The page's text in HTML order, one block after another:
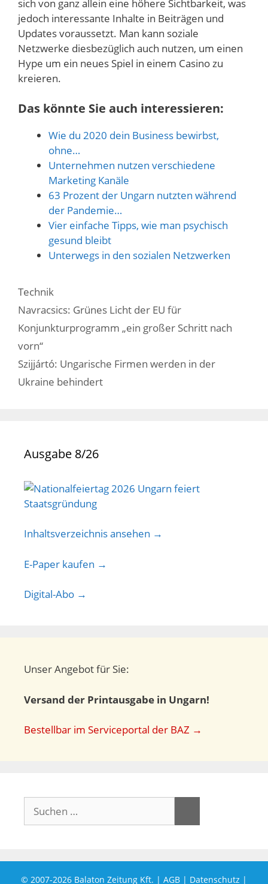
sich von ganz allein eine höhere Sichtbarkeit, was
jedoch interessante Inhalte in Beiträgen und
Updates voraussetzt. Man kann soziale
Netzwerke diesbezüglich auch nutzen, um einen
Hype um ein neues Spiel in einem Casino zu
kreieren.
Das könnte Sie auch interessieren:
Wie du 2020 dein Business bewirbst,
ohne…
Unternehmen nutzen verschiedene
Marketing Kanäle
63 Prozent der Ungarn nutzten während
der Pandemie…
Vier einfache Tipps, wie man psychisch
gesund bleibt
Unterwegs in den sozialen Netzwerken
Kategorien
Technik
Navracsics: Grünes Licht der EU für
Konjunkturprogramm „ein großer Schritt nach
vorn“
Szijjártó: Ungarische Firmen werden in der
Ukraine behindert
Ausgabe 8/26
Inhaltsverzeichnis ansehen →
E-Paper kaufen →
Digital-Abo →
Unser Angebot für Sie:
Versand der Printausgabe in Ungarn!
Bestellbar im Serviceportal der BAZ →
Suchen
nach:
© 2007-2026 Balaton Zeitung Kft. | AGB | Datenschutz |